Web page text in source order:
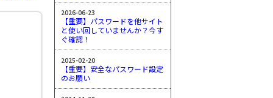
2026-06-23
【重要】パスワードを他サイト
と使い回していませんか？今す
ぐ確認！
2025-02-20
【重要】安全なパスワード設定
のお願い